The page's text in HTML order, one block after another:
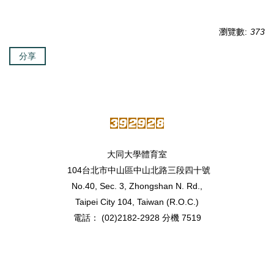
瀏覽數: 373
分享
大同大學體育室
104台北市中山區中山北路三段四十號
No.40, Sec. 3, Zhongshan N. Rd.,
Taipei City 104, Taiwan (R.O.C.)
電話： (02)2182-2928 分機 7519